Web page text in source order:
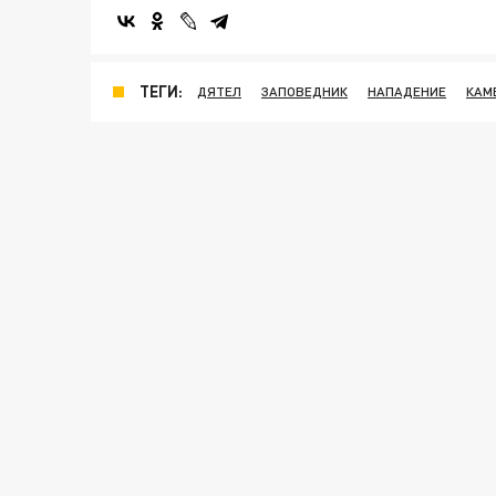
ТЕГИ: ДЯТЕЛ ЗАПОВЕДНИК НАПАДЕНИЕ